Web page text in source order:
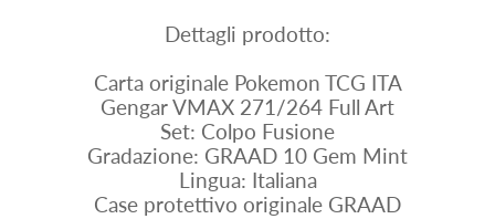
Dettagli prodotto:
Carta originale Pokemon TCG ITA
Gengar VMAX 271/264 Full Art
Set: Colpo Fusione
Gradazione: GRAAD 10 Gem Mint
Lingua: Italiana
Case protettivo originale GRAAD